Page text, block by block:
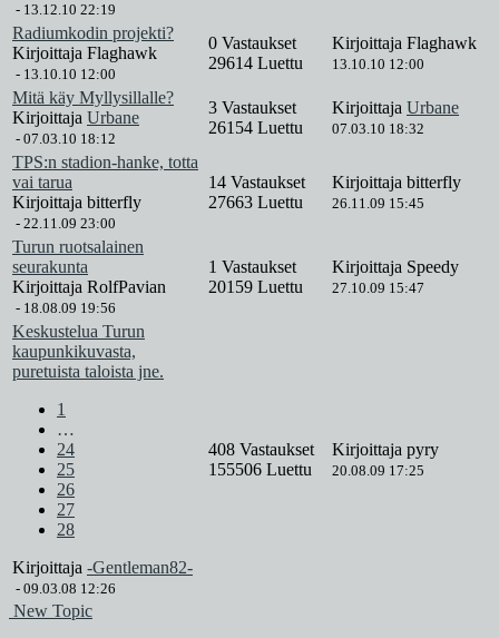
- 13.12.10 22:19
Radiumkodin projekti?
Kirjoittaja Flaghawk
- 13.10.10 12:00
0 Vastaukset
29614 Luettu
Kirjoittaja Flaghawk
13.10.10 12:00
Mitä käy Myllysillalle?
Kirjoittaja Urbane
- 07.03.10 18:12
3 Vastaukset
26154 Luettu
Kirjoittaja Urbane
07.03.10 18:32
TPS:n stadion-hanke, totta
vai tarua
Kirjoittaja bitterfly
- 22.11.09 23:00
14 Vastaukset
27663 Luettu
Kirjoittaja bitterfly
26.11.09 15:45
Turun ruotsalainen
seurakunta
Kirjoittaja RolfPavian
- 18.08.09 19:56
1 Vastaukset
20159 Luettu
Kirjoittaja Speedy
27.10.09 15:47
Keskustelua Turun
kaupunkikuvasta,
puretuista taloista jne.
1
…
24
25
26
27
28
Kirjoittaja -Gentleman82-
- 09.03.08 12:26
408 Vastaukset
155506 Luettu
Kirjoittaja pyry
20.08.09 17:25
New Topic